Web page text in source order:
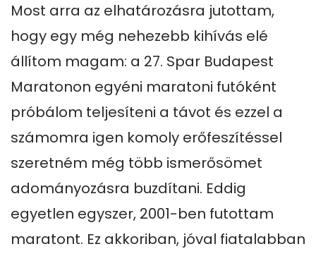
Most arra az elhatározásra jutottam,
hogy egy még nehezebb kihívás elé
állítom magam: a 27. Spar Budapest
Maratonon egyéni maratoni futóként
próbálom teljesíteni a távot és ezzel a
számomra igen komoly erőfeszítéssel
szeretném még több ismerősömet
adományozásra buzdítani. Eddig
egyetlen egyszer, 2001-ben futottam
maratont. Ez akkoriban, jóval fiatalabban